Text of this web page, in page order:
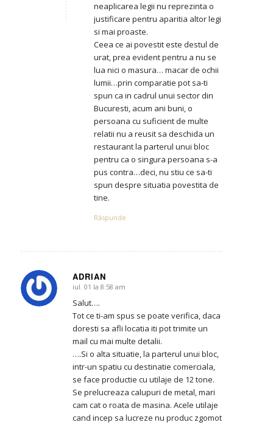
neaplicarea legii nu reprezinta o
justificare pentru aparitia altor legi
si mai proaste.
Ceea ce ai povestit este destul de
urat, prea evident pentru a nu se
lua nici o masura… macar de ochii
lumii…prin comparatie pot sa-ti
spun ca in cadrul unui sector din
Bucuresti, acum ani buni, o
persoana cu suficient de multe
relatii nu a reusit sa deschida un
restaurant la parterul unui bloc
pentru ca o singura persoana s-a
pus contra…deci, nu stiu ce sa-ti
spun despre situatia povestita de
tine.
Răspunde
ADRIAN
says:
iul. 01 la 8:58 am
Salut….
Tot ce ti-am spus se poate verifica, daca
doresti sa afli locatia iti pot trimite un
mail cu mai multe detalii.
….Si o alta situatie, la parterul unui bloc,
intr-un spatiu cu destinatie comerciala,
se face productie cu utilaje de 12 tone.
Se prelucreaza calupuri de metal, mari
cam cat o roata de masina. Acele utilaje
cand incep sa lucreze nu produc zgomot